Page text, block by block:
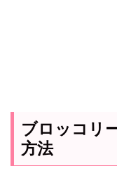
ブロッコリ
方法